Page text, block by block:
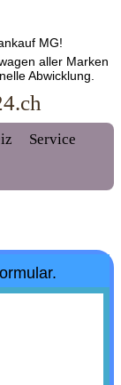
MG!
aller Marken
Abwicklung.